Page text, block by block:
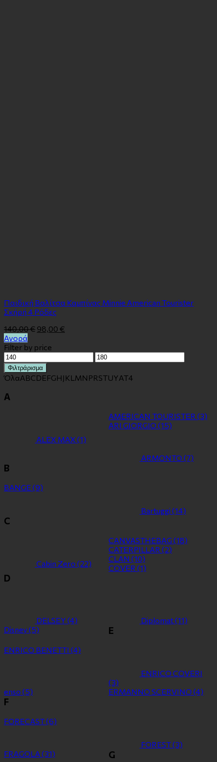
Παιδική Βαλίτσα Καμπίνας Minnie American Tourister
Σκήρή 4 Ρόδες
140,00€ 98,00 €
Αγορά
Filter by price
Ελάχιστη
τιμή
Μέγιστη
τιμή
Φιλτράρισμα
ΌλαABCDEFGH J KL MN PRSTUYΑΤ4
A
ALEX MAX (1)
AMERICAN TOURISTER (3)
ARI GIORGIO (15)
ARMONTO (7)
B
BANGE (9)
Bartuggi (14)
C
Cabin Zero (22)
CANVASTHEBAG (18)
CATERPILLAR (2)
CLAN (10)
COVER (1)
D
DELSEY (4) Diplomat(11)
Disney(5) E
ENRICO BENETTI (4)
ENRICO COVERI
(3)
enso (5) ERMANNO SCERVINO (4)
F
FORECAST(6)
FOREST(3)
FRAGOLA (31) G